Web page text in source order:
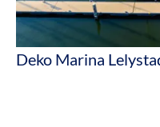
Deko Marina